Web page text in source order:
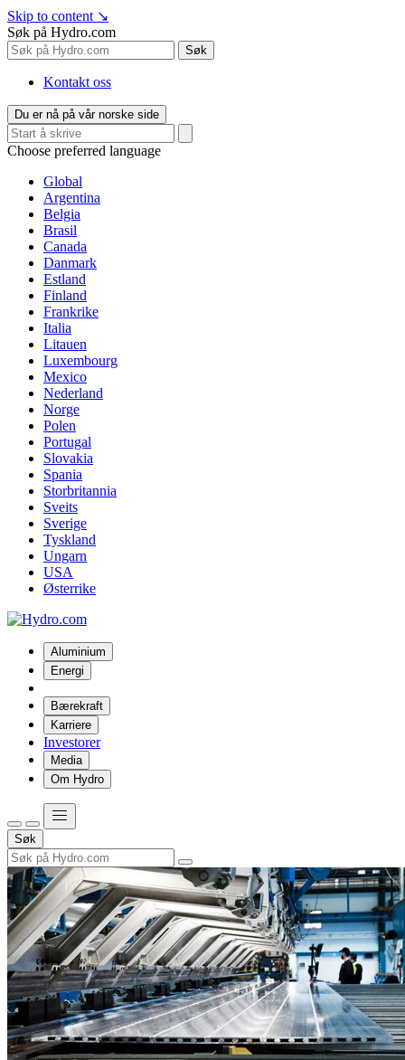
Skip to content ↘
Søk på Hydro.com
Søk
Kontakt oss
Du er nå på vår norske side
Choose preferred language
Global
Argentina
Belgia
Brasil
Canada
Danmark
Estland
Finland
Frankrike
Italia
Litauen
Luxembourg
Mexico
Nederland
Norge
Polen
Portugal
Slovakia
Spania
Storbritannia
Sveits
Sverige
Tyskland
Ungarn
USA
Østerrike
Aluminium
Energi
Bærekraft
Karriere
Investorer
Media
Om Hydro
Søk